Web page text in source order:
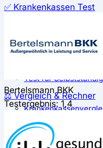
✅ Krankenkassen Test
Der große
Test für
Test für
Test für
⚖️ Vergleich & Rechner
↔ Wechsel
Bertelsmann BKK
Testergebnis: 1,4